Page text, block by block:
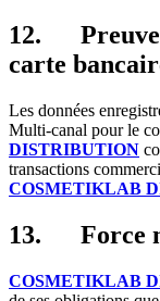
12.
carte
Les données
Multi-canal pour le
DISTRIBUTION
transactions
COSMETIKLAB
13. Force
COSMETIKLAB